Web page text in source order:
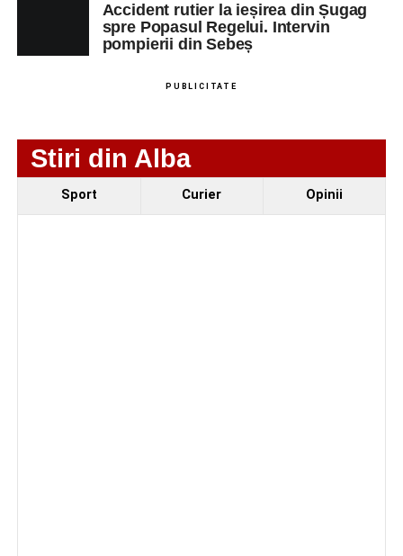
Accident pe strada Dorobanți din Sebeș: fermeie
de 66 de ani rănită grav, după ce a fost lovită de o
Accident rutier la ieșirea din Șugag spre Popasul
Regelui. Intervin pompierii din Sebeș
Accident rutier la ieșirea din Șugag
spre Popasul Regelui. Intervin
pompierii din Sebeș
PUBLICITATE
Stiri din Alba
Sport Curier Opinii